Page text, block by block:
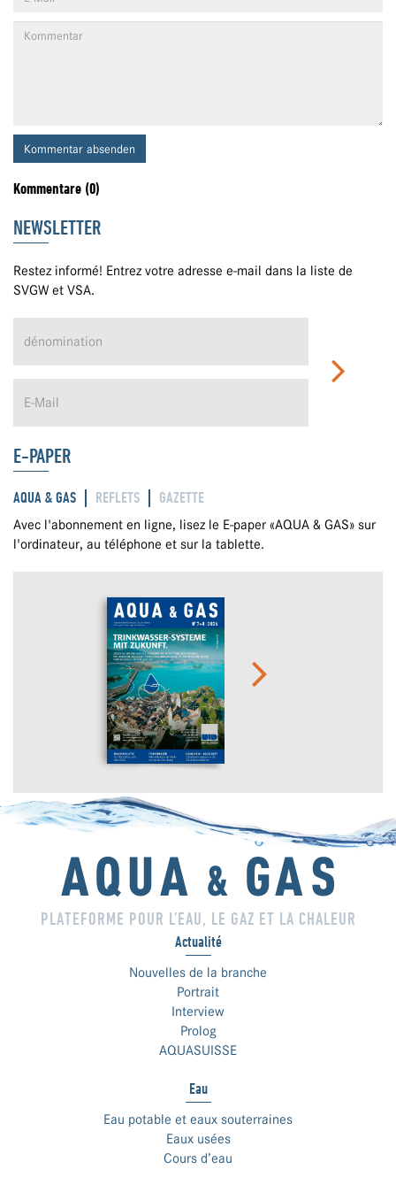
Kommentar absenden
Kommentare (0)
NEWSLETTER
Restez informé! Entrez votre adresse e-mail dans la liste de
SVGW et VSA.
E-PAPER
AQUA & GAS REFLETS GAZETTE
Avec l'abonnement en ligne, lisez le E-paper «AQUA & GAS» sur
l'ordinateur, au téléphone et sur la tablette.
PLATEFORME POUR L’EAU, LE GAZ ET LA CHALEUR
Actualité
Nouvelles de la branche
Portrait
Interview
Prolog
AQUASUISSE
Eau
Eau potable et eaux souterraines
Eaux usées
Cours d’eau